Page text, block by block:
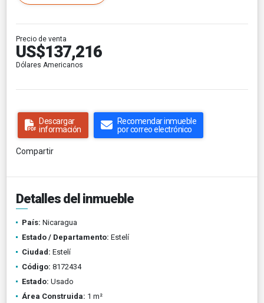
Precio de venta
US$137,216
Dólares Americanos
Descargar
información
Recomendar inmueble
por correo electrónico
Compartir
Detalles del inmueble
País: Nicaragua
Estado / Departamento: Estelí
Ciudad: Estelí
Código: 8172434
Estado: Usado
Área Construida: 1 m²